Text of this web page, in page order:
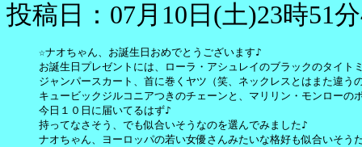
投稿日：07月10日(土)23時51
☆ナオちゃん、お誕生日おめでとうございます♪
お誕生日プレゼントには、ローラ・アシュレイのブラックのタイト
ジャンパースカート、首に巻くヤツ（笑、ネックレスとはまた違う
キュービックジルコニアつきのチェーンと、マリリン・モンローの
今日１０日に届いてるはず♪
持ってなさそう、でも似合いそうなのを選んでみました♪
ナオちゃん、ヨーロッパの若い女優さんみたいな格好も似合いそう